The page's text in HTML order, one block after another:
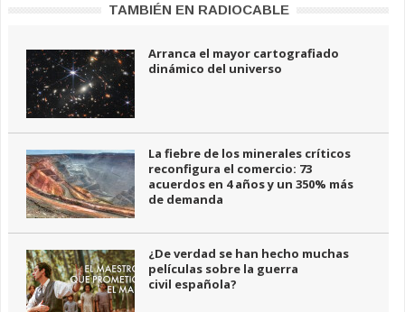
TAMBIÉN EN RADIOCABLE
Arranca el mayor cartografiado
dinámico del universo
La fiebre de los minerales críticos
reconfigura el comercio: 73
acuerdos en 4 años y un 350% más
de demanda
¿De verdad se han hecho muchas
películas sobre la guerra
civil española?